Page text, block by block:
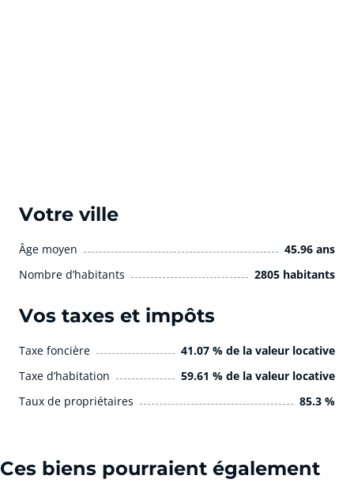
Votre ville
Âge moyen
45.96 ans
Nombre d’habitants
2805 habitants
Vos taxes et impôts
Taxe foncière
41.07 % de la valeur locative
Taxe d’habitation
59.61 % de la valeur locative
Taux de propriétaires
85.3 %
Ces biens pourraient également